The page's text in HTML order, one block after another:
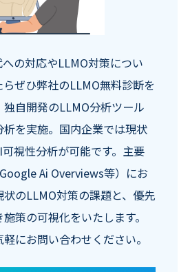
の対応やLLMO対策につい
ぜひ弊社のLLMO無料診断を
独自開発のLLMO分析ツール
を実施。国内企業では現状
視性分析が可能です。主要
Ai Overviews等）にお
状のLLMO対策の課題と、優先
策の可視化をいたします。
にお問い合わせください。